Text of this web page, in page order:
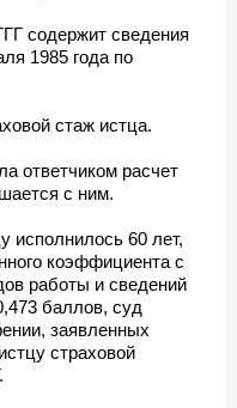
содержит сведения
1985 года по
стаж истца.
ответчиком расчет
с ним.
исполнилось 60 лет,
коэффициента с
работы и сведений
баллов, суд
заявленных
страховой